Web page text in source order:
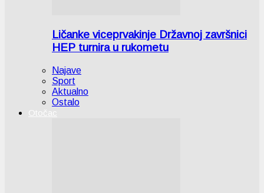
Ličanke viceprvakinje Državnoj završnici
HEP turnira u rukometu
Najave
Sport
Aktualno
Ostalo
Otočac